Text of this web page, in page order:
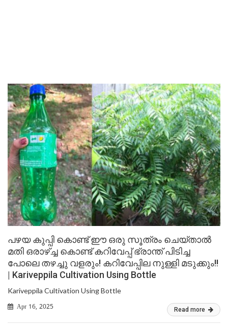
പഴയ കുപ്പി കൊണ്ട് ഈ ഒരു സൂത്രം ചെയ്താൽ
മതി ഒരാഴ്ച്ച കൊണ്ട് കറിവേപ്പ് ഭ്രാന്ത് പിടിച്ച
പോലെ തഴച്ചു വളരും! കറിവേപ്പില നുള്ളി മടുക്കും!!
| Kariveppila Cultivation Using Bottle
Kariveppila Cultivation Using Bottle
Apr 16, 2025 Read more